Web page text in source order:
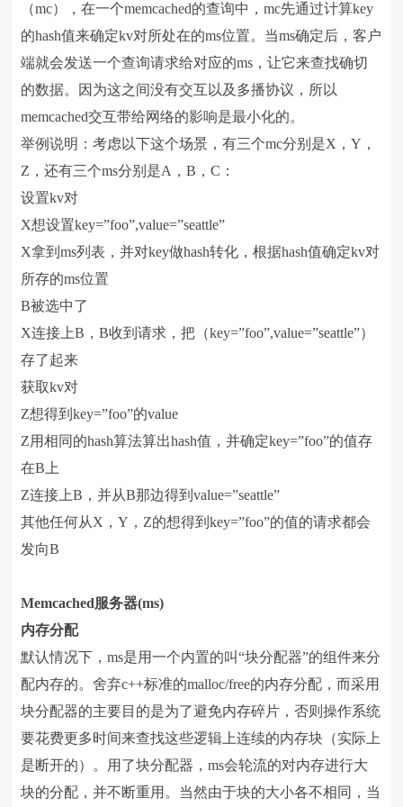
（mc），在一个memcached的查询中，mc先通过计算key
的hash值来确定kv对所处在的ms位置。当ms确定后，客户
端就会发送一个查询请求给对应的ms，让它来查找确切
的数据。因为这之间没有交互以及多播协议，所以
memcached交互带给网络的影响是最小化的。
举例说明：考虑以下这个场景，有三个mc分别是X，Y，
Z，还有三个ms分别是A，B，C：
设置kv对
X想设置key=”foo”,value=”seattle”
X拿到ms列表，并对key做hash转化，根据hash值确定kv对
所存的ms位置
B被选中了
X连接上B，B收到请求，把（key=”foo”,value=”seattle”）
存了起来
获取kv对
Z想得到key=”foo”的value
Z用相同的hash算法算出hash值，并确定key=”foo”的值存
在B上
Z连接上B，并从B那边得到value=”seattle”
其他任何从X，Y，Z的想得到key=”foo”的值的请求都会
发向B
Memcached 服务器(ms)
内存分配
默认情况下，ms是用一个内置的叫“块分配器”的组件来分
配内存的。舍弃c++标准的malloc/free的内存分配，而采用
块分配器的主要目的是为了避免内存碎片，否则操作系统
要花费更多时间来查找这些逻辑上连续的内存块（实际上
是断开的）。用了块分配器，ms会轮流的对内存进行大
块的分配，并不断重用。当然由于块的大小各不相同，当